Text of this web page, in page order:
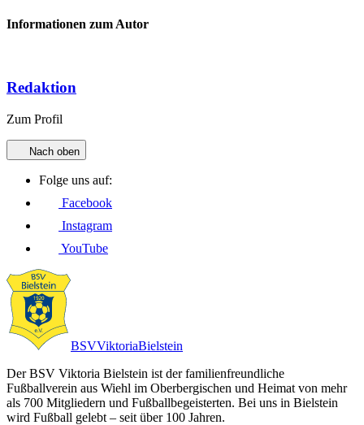
Informationen zum Autor
Redaktion
Zum Profil
Nach oben
Folge uns auf:
Facebook
Instagram
YouTube
BSVViktoriaBielstein
Der BSV Viktoria Bielstein ist der familienfreundliche
Fußballverein aus Wiehl im Oberbergischen und Heimat von mehr
als 700 Mitgliedern und Fußballbegeisterten. Bei uns in Bielstein
wird Fußball gelebt – seit über 100 Jahren.